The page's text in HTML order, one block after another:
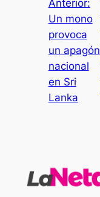
Anterior:
Un mono
provoca
un apagón
nacional
en Sri
Lanka